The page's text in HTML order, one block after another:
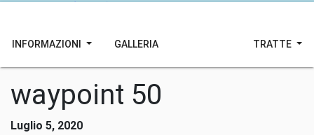
INFORMAZIONI GALLERIA TRATTE
waypoint 50
Luglio 5, 2020